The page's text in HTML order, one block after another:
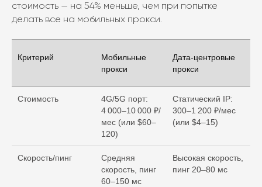
стоимость — на 54% меньше, чем при попытке
делать все на мобильных прокси.
Критерий
Мобильные
прокси
Дата‑центровые
прокси
Стоимость
4G/5G порт:
4 000–10 000 ₽/
мес (или $60–
120)
Статический IP:
300–1 200 ₽/мес
(или $4–15)
Скорость/пинг
Средняя
скорость, пинг
60–150 мс
Высокая скорость,
пинг 20–80 мс